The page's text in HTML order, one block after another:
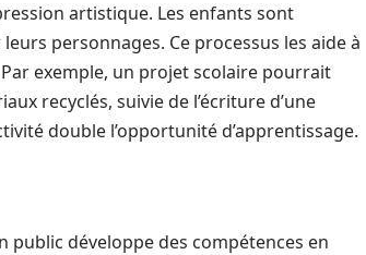
artistique. Les enfants sont
personnages. Ce processus les aide à
exemple, un projet scolaire pourrait
recyclés, suivie de l’écriture d’une
double l’opportunité d’apprentissage.
développe des compétences en